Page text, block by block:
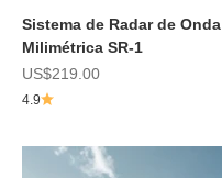
Sistema de Radar de Onda
Milimétrica SR-1
Preço de promoção
US$219.00
4.9